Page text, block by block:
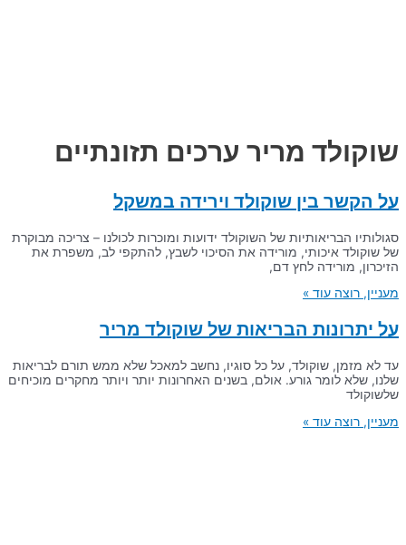
שוקולד מריר ערכים תזונתיים
על הקשר בין שוקולד וירידה במשקל
סגולותיו הבריאותיות של השוקולד ידועות ומוכרות לכולנו – צריכה מבוקרת
של שוקולד איכותי, מורידה את הסיכוי לשבץ, להתקפי לב, משפרת את
הזיכרון, מורידה לחץ דם,
מעניין, רוצה עוד »
על יתרונות הבריאות של שוקולד מריר
עד לא מזמן, שוקולד, על כל סוגיו, נחשב למאכל שלא ממש תורם לבריאות
שלנו, שלא לומר גורע. אולם, בשנים האחרונות יותר ויותר מחקרים מוכיחים
שלשוקולד
מעניין, רוצה עוד »